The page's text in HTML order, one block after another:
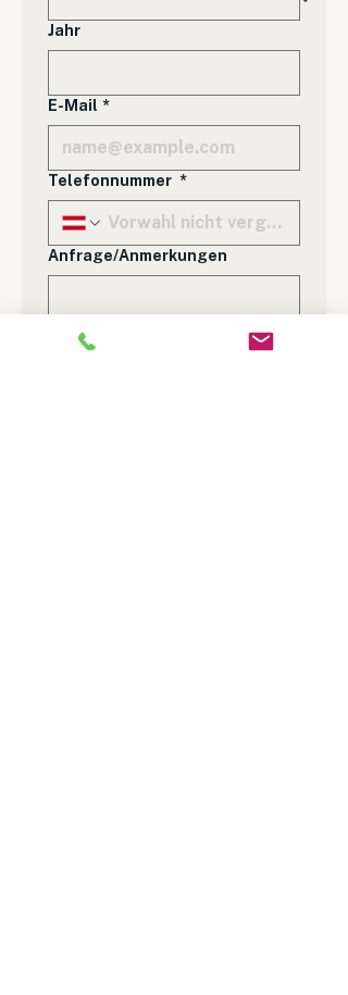
Jahr
E-Mail *
Telefonnummer *
Anfrage/Anmerkungen